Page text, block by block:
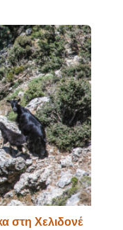
στη Χελιδονέ